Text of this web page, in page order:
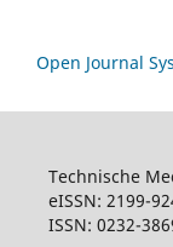
Open Journal
Technische
eISSN: 2199-